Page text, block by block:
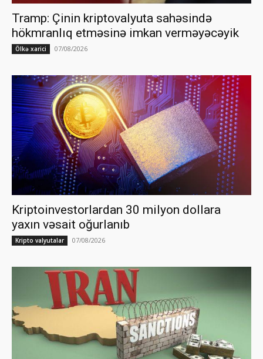
Tramp: Çinin kriptovalyuta sahəsində
hökmranlıq etməsinə imkan verməyəcəyik
Ölkə xarici 07/08/2026
Kriptoinvestorlardan 30 milyon dollara
yaxın vəsait oğurlanıb
Kripto valyutalar 07/08/2026